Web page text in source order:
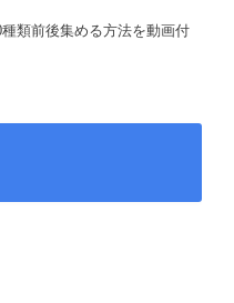
類前後集める方法を動画付